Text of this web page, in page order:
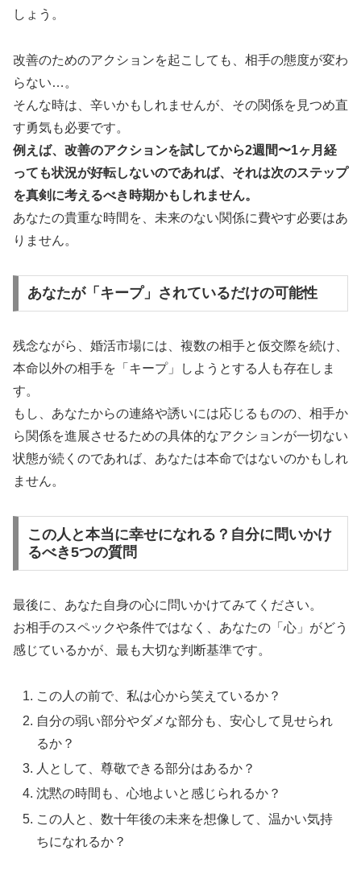
しょう。
改善のためのアクションを起こしても、相手の態度が変わ
らない…。
そんな時は、辛いかもしれませんが、その関係を見つめ直
す勇気も必要です。
例えば、改善のアクションを試してから2週間〜1ヶ月経
っても状況が好転しないのであれば、それは次のステップ
を真剣に考えるべき時期かもしれません。
あなたの貴重な時間を、未来のない関係に費やす必要はあ
りません。
あなたが「キープ」されているだけの可能性
残念ながら、婚活市場には、複数の相手と仮交際を続け、
本命以外の相手を「キープ」しようとする人も存在しま
す。
もし、あなたからの連絡や誘いには応じるものの、相手か
ら関係を進展させるための具体的なアクションが一切ない
状態が続くのであれば、あなたは本命ではないのかもしれ
ません。
この人と本当に幸せになれる？自分に問いかけ
るべき5つの質問
最後に、あなた自身の心に問いかけてみてください。
お相手のスペックや条件ではなく、あなたの「心」がどう
感じているかが、最も大切な判断基準です。
この人の前で、私は心から笑えているか？
自分の弱い部分やダメな部分も、安心して見せられ
るか？
人として、尊敬できる部分はあるか？
沈黙の時間も、心地よいと感じられるか？
この人と、数十年後の未来を想像して、温かい気持
ちになれるか？